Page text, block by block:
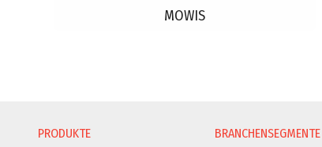
MOWIS
PRODUKTE BRANCHENSEGMENTE